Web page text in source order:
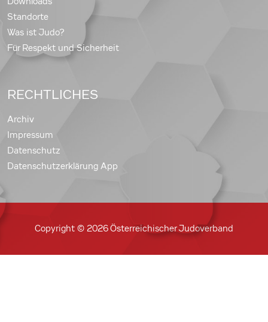
Standorte
Was ist Judo?
Für Respekt und Sicherheit
RECHTLICHES
Archiv
Impressum
Datenschutz
Datenschutzerklärung App
Copyright © 2026 Österreichischer Judoverband